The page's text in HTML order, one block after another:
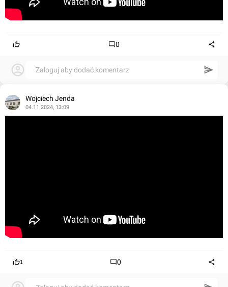
0
Zaloguj aby dodać komentarz
Wojciech Jenda
04.11.2024, 13:09
1 0